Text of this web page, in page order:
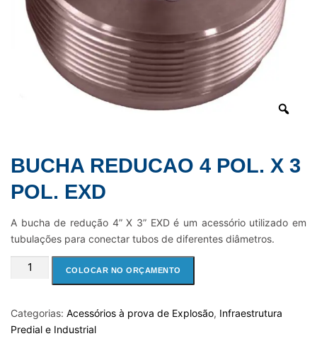
BUCHA REDUCAO 4 POL. X 3
POL. EXD
A bucha de redução 4” X 3” EXD é um acessório utilizado em
tubulações para conectar tubos de diferentes diâmetros.
BUCHA
POL.
X
COLOCAR NO ORÇAMENTO
Categorias: Acessórios à prova de Explosão, Infraestrutura
Predial e Industrial